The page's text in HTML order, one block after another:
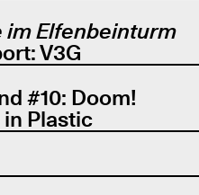
im Elfenbeinturm
V3G
#10: Doom!
in Plastic